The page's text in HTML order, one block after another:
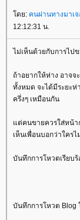
ดย: คนผ่านทางมาเจ
12:12:31 น.
ไม่เห็นด้วยกับการไป
ถ้าอยากให้ห่าง อาจจ
ทั้งหมด จะได้มีระยะห่
ครึ่งๆ เหมือนกัน
ต่คนขายควรใส่หน้า
เห็นเพื่อนบอกว่าใครไ
บันทึกการโหวตเรียบ
บันทึกการโหวต Blog